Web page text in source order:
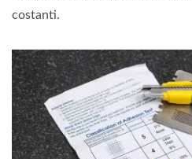
costanti.